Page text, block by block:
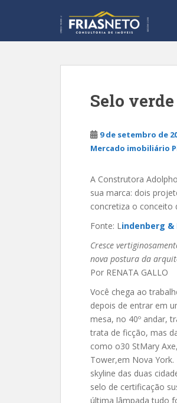
Selo verde
9 de setembro de
Mercado imobiliário
A Construtora
sua marca: dois
concretiza o conceito
Fonte: Lindenberg &
Cresce
nova postura da
Por RENATA GALLO
Você chega ao
depois de entrar em
mesa, no 40º andar,
trata de ficção, mas
como o30 StMary
Tower,em Nova
skyline das duas
selo de certificação
última lâmpada tudo